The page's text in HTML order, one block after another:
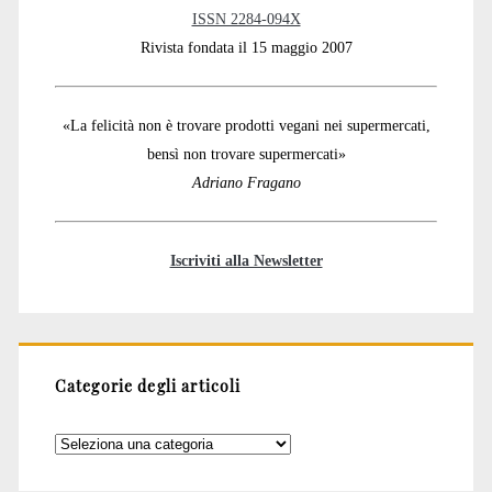
ISSN 2284-094X
Rivista fondata il 15 maggio 2007
«La felicità non è trovare prodotti vegani nei supermercati,
bensì non trovare supermercati»
Adriano Fragano
Iscriviti alla Newsletter
Categorie degli articoli
Categorie